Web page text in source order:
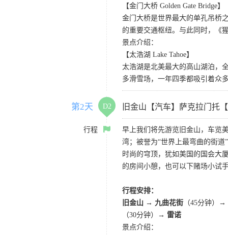
【金门大桥 Golden Gate Bridge】
金门大桥是世界最大的单孔吊桥
的重要交通枢纽。与此同时，《
景点介绍：
【太浩湖 Lake Tahoe】
太浩湖是北美最大的高山湖泊，
多滑雪场，一年四季都吸引着众
第2天 D2 旧金山【汽车】萨克拉门托
行程
早上我们将先游览旧金山，车览
湾；被誉为“世界上最弯曲的街
时尚的穹顶，犹如美国的国会大
的房间小憩，也可以下赌场小试
行程安排：
旧金山 → 九曲花街 （45分钟）→
（30分钟）→ 雷诺
景点介绍：